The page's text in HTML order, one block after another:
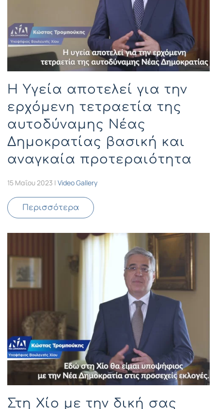
Η Υγεία αποτελεί για την
ερχόμενη τετραετία της
αυτοδύναμης Νέας
Δημοκρατίας βασική και
αναγκαία προτεραιότητα
15 Μαΐου 2023 | Video Gallery
Περισσότερα
Στη Χίο με την δική σας